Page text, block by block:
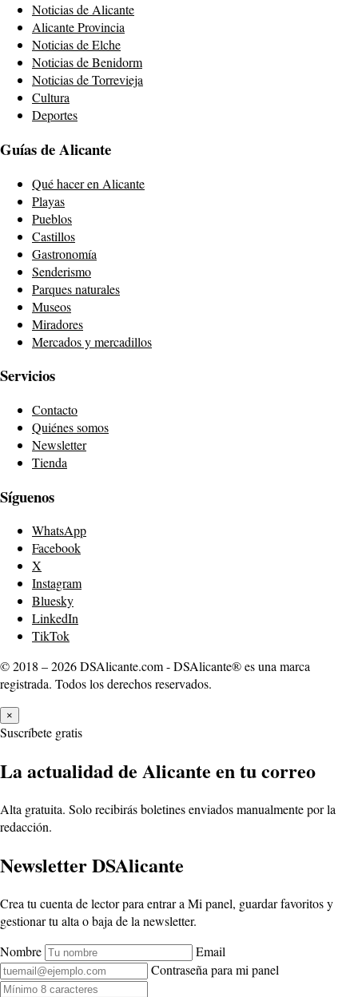
Noticias de Alicante
Alicante Provincia
Noticias de Elche
Noticias de Benidorm
Noticias de Torrevieja
Cultura
Deportes
Guías de Alicante
Qué hacer en Alicante
Playas
Pueblos
Castillos
Gastronomía
Senderismo
Parques naturales
Museos
Miradores
Mercados y mercadillos
Servicios
Contacto
Quiénes somos
Newsletter
Tienda
Síguenos
WhatsApp
Facebook
X
Instagram
Bluesky
LinkedIn
TikTok
© 2018 – 2026 DSAlicante.com - DSAlicante® es una marca
registrada. Todos los derechos reservados.
×
Suscríbete gratis
La actualidad de Alicante en tu correo
Alta gratuita. Solo recibirás boletines enviados manualmente por la
redacción.
Newsletter DSAlicante
Crea tu cuenta de lector para entrar a Mi panel, guardar favoritos y
gestionar tu alta o baja de la newsletter.
Nombre
Email
Contraseña para mi panel